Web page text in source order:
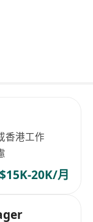
香港工作
$15K-20K/月